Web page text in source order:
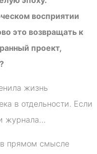
восприятии
это возвращать к
проект,
жизнь
в отдельности. Если
журнала…
в прямом смысле